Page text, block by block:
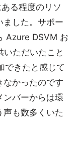
る程度のリソ
ました。サポー
Azure DSVM お
ただいたこと
できたと感じて
なかったのです
ンバーからは環
も数多くいた